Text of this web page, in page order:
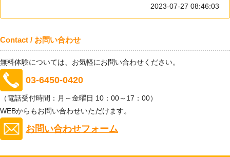
2023-07-27 08:46:03
Contact / お問い合わせ
無料体験については、お気軽にお問い合わせください。
03-6450-0420
（電話受付時間：月～金曜日 10：00～17：00）
WEBからもお問い合わせいただけます。
お問い合わせフォーム